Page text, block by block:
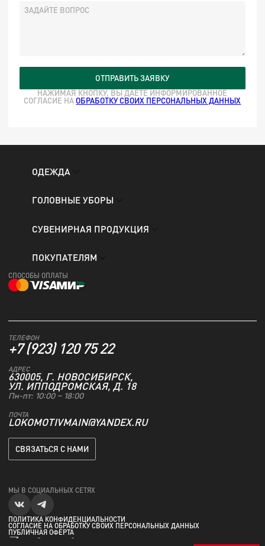
ОТПРАВИТЬ ЗАЯВКУ
НАЖИМАЯ КНОПКУ, ВЫ ДАЕТЕ ИНФОРМИРОВАННОЕ
СОГЛАСИЕ НАОБРАБОТКУ СВОИХ ПЕРСОНАЛЬНЫХ ДАННЫХ
ОДЕЖДА
ГОЛОВНЫЕ УБОРЫ
СУВЕНИРНАЯ ПРОДУКЦИЯ
ПОКУПАТЕЛЯМ
СПОСОБЫ ОПЛАТЫ
ТЕЛЕФОН
+7 (923) 120 75 22
АДРЕС
630005, Г. НОВОСИБИРСК,
УЛ. ИППОДРОМСКАЯ, Д. 18
Пн-пт: 10:00 – 18:00
ПОЧТА
LOKOMOTIVMAIN@YANDEX.RU
СВЯЗАТЬСЯ С НАМИ
ПОЛИТИКА КОНФИДЕНЦИАЛЬНОСТИ
СОГЛАСИЕ НА ОБРАБОТКУ СВОИХ ПЕРСОНАЛЬНЫХ ДАННЫХ
ПУБЛИЧНАЯ ОФЕРТА
МЫ В СОЦИАЛЬНЫХ СЕТЯХ